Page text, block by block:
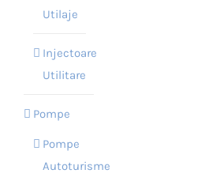
Utilaje
Injectoare
Utilitare
Pompe
Pompe
Autoturisme